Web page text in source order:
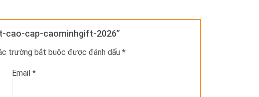
cao-cap-caominhgift-2026”
trường bắt buộc được đánh dấu *
Email *